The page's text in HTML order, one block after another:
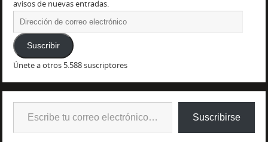
avisos de nuevas entradas.
Suscribir
Únete a otros 5.588 suscriptores
Suscribirse